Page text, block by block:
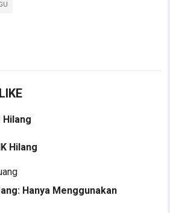
Hilang
Hilang
Hanya Menggunakan